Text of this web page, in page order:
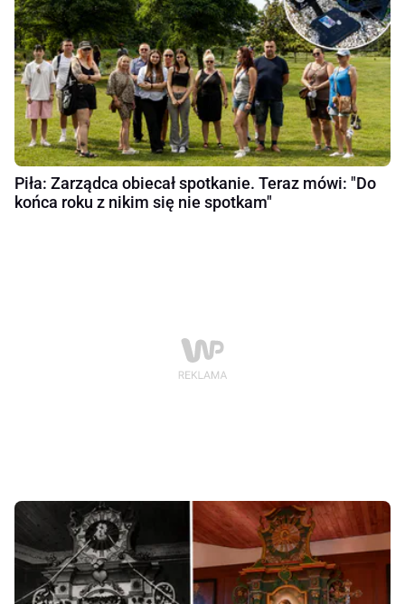
Piła: Zarządca obiecał spotkanie. Teraz mówi: "Do
końca roku z nikim się nie spotkam"